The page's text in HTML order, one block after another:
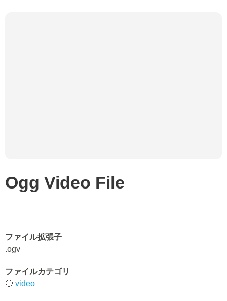
Ogg Video File
ファイル拡張子
.ogv
ファイルカテゴリ
🔵 video